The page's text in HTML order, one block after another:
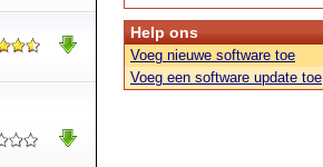
Help ons
Voeg nieuwe software toe
Voeg een software update toe